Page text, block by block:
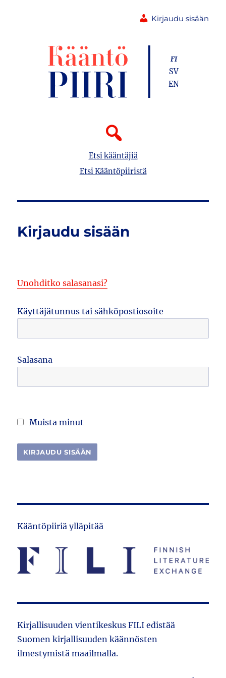
Kirjaudu sisään
Etsi kääntäjiä
Etsi Kääntöpiiristä
FI
SV
EN
Kirjaudu sisään
Unohditko salasanasi?
Käyttäjätunnus tai sähköpostiosoite
Salasana
Muista minut
Kääntöpiiriä ylläpitää
Kirjallisuuden vientikeskus FILI edistää
Suomen kirjallisuuden käännösten
ilmestymistä maailmalla.